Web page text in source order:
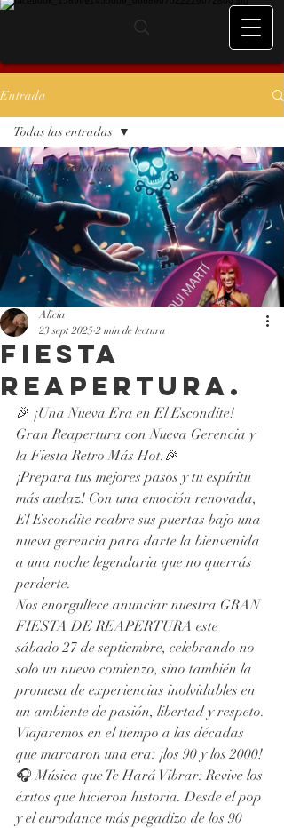
Entrada
Todas las entradas
Club swinger.
Todas las entradas
Fiesta
Reapertura.
Alicia
23 sept 2025 2 min de lectura
🎉 ¡Una Nueva Era en El Escondite!
Gran Reapertura con Nueva Gerencia y
la Fiesta Retro Más Hot.🎉
¡Prepara tus mejores pasos y tu espíritu
más audaz! Con una emoción renovada,
El Escondite reabre sus puertas bajo una
nueva gerencia para darte la bienvenida
a una noche legendaria que no querrás
perderte.
Nos enorgullece anunciar nuestra GRAN
FIESTA DE REAPERTURA este
sábado 27 de septiembre, celebrando no
solo un nuevo comienzo, sino también la
promesa de experiencias inolvidables en
un ambiente de pasión, libertad y respeto.
Viajaremos en el tiempo a las décadas
que marcaron una era: ¡los 90 y los 2000!
🎧 Música que Te Hará Vibrar: Revive los
éxitos que hicieron historia. Desde el pop
y el eurodance más pegadizo de los 90